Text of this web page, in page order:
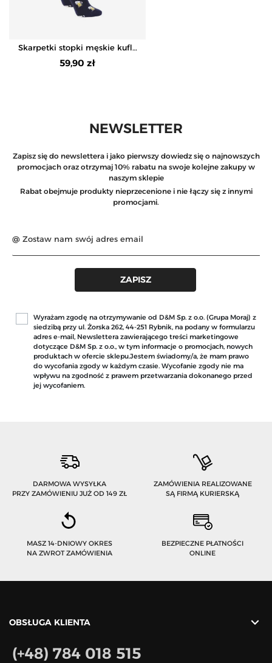
Skarpetki stopki męskie kufle
piwa 12-pak
59,90 zł
NEWSLETTER
Zapisz się do newslettera i jako pierwszy dowiedz się o najnowszych
promocjach oraz otrzymaj 10% rabatu na swoje kolejne zakupy w
naszym sklepie
Rabat obejmuje produkty nieprzecenione i nie łączy się z innymi
promocjami.
Wyrażam zgodę na otrzymywanie od D&M Sp. z o.o. (Grupa Moraj) z
siedzibą przy ul. Żorska 262, 44-251 Rybnik, na podany w formularzu
adres e-mail, Newslettera zawierającego treści marketingowe
dotyczące D&M Sp. z o.o., w tym informacje o promocjach, nowych
produktach w ofercie sklepu.Jestem świadomy/a, że mam prawo
do wycofania zgody w każdym czasie. Wycofanie zgody nie ma
wpływu na zgodność z prawem przetwarzania dokonanego przed
jej wycofaniem.
DARMOWA WYSYŁKA
PRZY ZAMÓWIENIU JUŻ OD 149 ZŁ
ZAMÓWIENIA REALIZOWANE
SĄ FIRMĄ KURIERSKĄ
MASZ 14-DNIOWY OKRES
NA ZWROT ZAMÓWIENIA
BEZPIECZNE PŁATNOŚCI
ONLINE
OBSŁUGA KLIENTA 
(+48) 784 018 515